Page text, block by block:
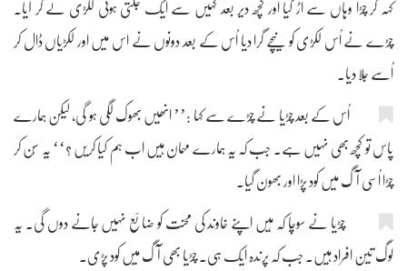
کہہ کر چڑا وہاں سے اڑ گیا اور کچھ دیر بعد کہیں سے ایک جلتی ہوئی لکڑی لے کر آیا۔
چڑے نے اُس لکڑی کو نیچے گرا دیا اُس کے بعد دونوں نے اس میں اور لکڑیاں ڈال کر
اُسے جلا دیا۔
اُس کے بعد چڑیا نے چڑے سے کہا :’’ انھیں بھوک لگی ہو گی، لیکن ہمارے
پاس تو کچھ بھی نہیں ہے۔ جب کہ یہ ہمارے مہمان ہیں اب ہم کیا کریں ؟‘‘ یہ سُن کر
چڑا اُسی آگ میں کود پڑا اور بھون گیا۔
چڑیا نے سوچا کہ مَیں اپنے خاوند کی محنت کو ضائع نہیں جانے دوں گی۔ یہ
لوگ تین افراد ہیں۔ جب کہ پرندہ ایک ہی۔ چڑیا بھی آگ میں کود پڑی۔